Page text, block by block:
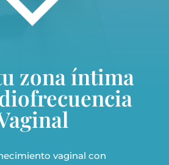
zona íntima
vaginal con